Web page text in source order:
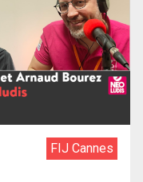
FIJ Cannes